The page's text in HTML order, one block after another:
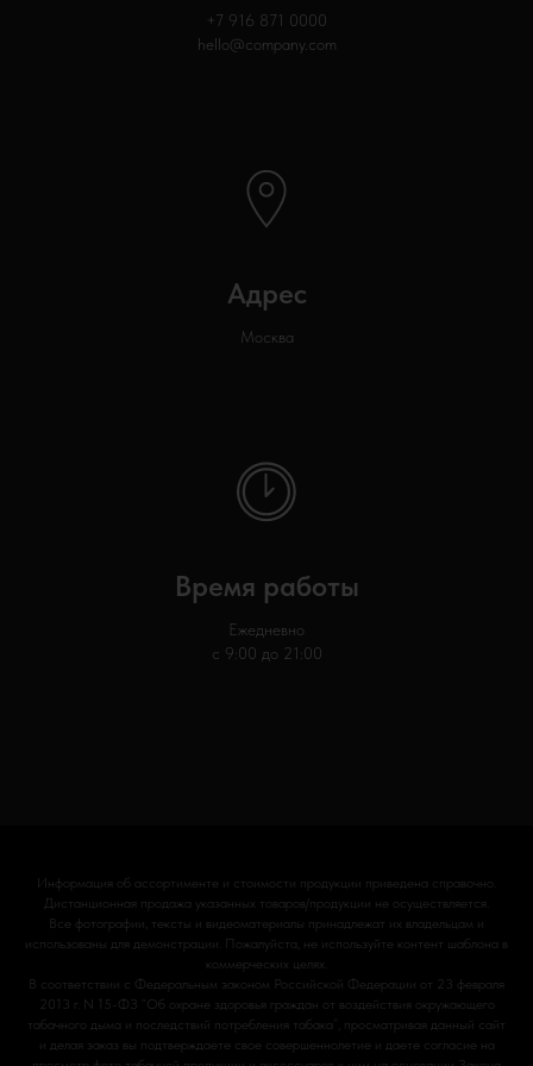
+7 916 871 0000
hello@company.com
Адрес
Москва
Время работы
Ежедневно
с 9:00 до 21:00
Информация об ассортименте и стоимости продукции приведена справочно.
Дистанционная продажа указанных товаров/продукции не осуществляется.
Все фотографии, тексты и видеоматериалы принадлежат их владельцам и
использованы для демонстрации. Пожалуйста, не используйте контент шаблона в
коммерческих целях.
В соответствии с Федеральным законом Российской Федерации от 23 февраля
2013 г. N 15-ФЗ “Об охране здоровья граждан от воздействия окружающего
табачного дыма и последствий потребления табака”, просматривая данный сайт
и делая заказ вы подтверждаете свое совершеннолетие и даете согласие на